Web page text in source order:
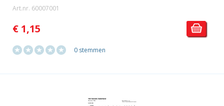
Art.nr. 60007001
€ 1,15
0 stemmen